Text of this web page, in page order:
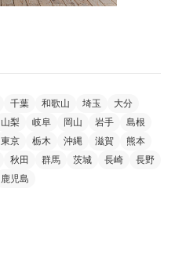
千葉 和歌山 埼玉
大分
山梨 岐阜 岡山 岩手
島根
東京 栃木 沖縄 滋賀
熊本
秋田 群馬 茨城 長崎
長野
鹿児島